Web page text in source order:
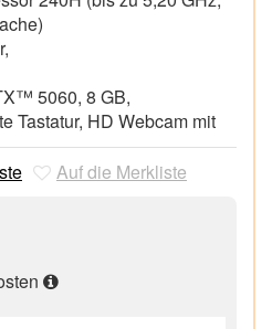
5060, 8 GB,
Tastatur, HD Webcam mit
Bluetooth® 5.3,
3.2 Gen 2, 1x USB 3.2 Gen
Bit,
IPS 144 Hz Display
Auf die Merkliste